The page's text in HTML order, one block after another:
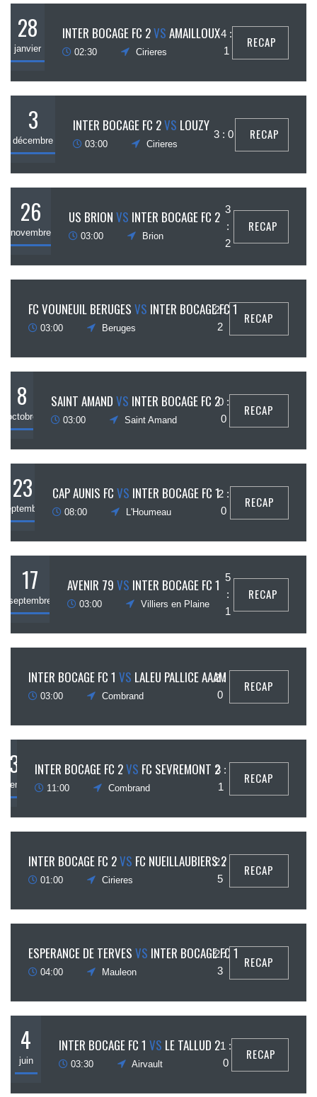
28
janvier
INTER BOCAGE FC 2VS AMAILLOUX
02:30 Cirieres
4 :
1
RECAP
3
décembre
INTER BOCAGE FC 2VS LOUZY
03:00 Cirieres
3 : 0 RECAP
26
novembre
US BRION VS INTER BOCAGE FC 2
03:00 Brion
3
:
2
RECAP
FC VOUNEUIL BERUGES VS INTER BOCAGE FC 1
03:00 Beruges
2 :
2
RECAP
8
octobre
SAINT AMAND VS INTER BOCAGE FC 2
03:00 Saint Amand
0 :
0
RECAP
23
septembre
CAP AUNIS FC VS INTER BOCAGE FC 1
08:00 L'Houmeau
2 :
0
RECAP
17
septembre
AVENIR 79 VS INTER BOCAGE FC 1
03:00 Villiers en Plaine
5
:
1
RECAP
INTER BOCAGE FC 1 VS LALEU PALLICE AAAM
03:00 Combrand
2 :
0
RECAP
3 INTER BOCAGE FC 2VS FC SEVREMONT 2
11:00 Combrand
3 :
1
RECAP
INTER BOCAGE FC 2VS FC NUEILLAUBIERS 2
01:00 Cirieres
2 :
5
RECAP
ESPERANCE DE TERVES VS INTER BOCAGE FC 1
04:00 Mauleon
2 :
3
RECAP
4
juin
INTER BOCAGE FC 1 VS LE TALLUD 2
03:30 Airvault
1 :
0
RECAP